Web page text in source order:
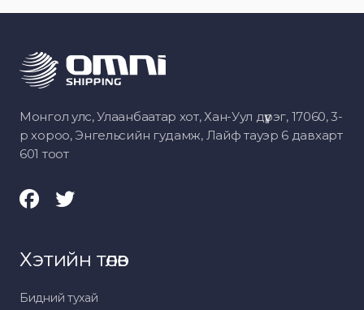
Монгол улс, Улаанбаатар хот, Хан-Уул дүүрэг, 17060, 3-
р хороо, Энгельсийн гудамж, Лайф тауэр 6 давхарт
601 тоот
Хэтийн төлөв
Бидний тухай